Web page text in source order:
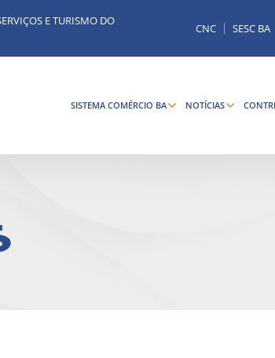
E TURISMO DO
CNC SESC BA
SISTEMA COMÉRCIO BA NOTÍCIAS